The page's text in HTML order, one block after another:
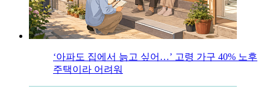
‘아파도 집에서 늙고 싶어…’ 고령 가구 40% 노후
주택이라 어려워